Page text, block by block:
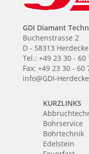
GDI Diamant
Buchenstrasse 2
D - 58313 Herdecke
Tel.: +49 23 30 - 60
Fax: +49 23 30 - 60
info@GDI-
KURZLINKS
Bohrservice
Bohrtechnik
Edelstein